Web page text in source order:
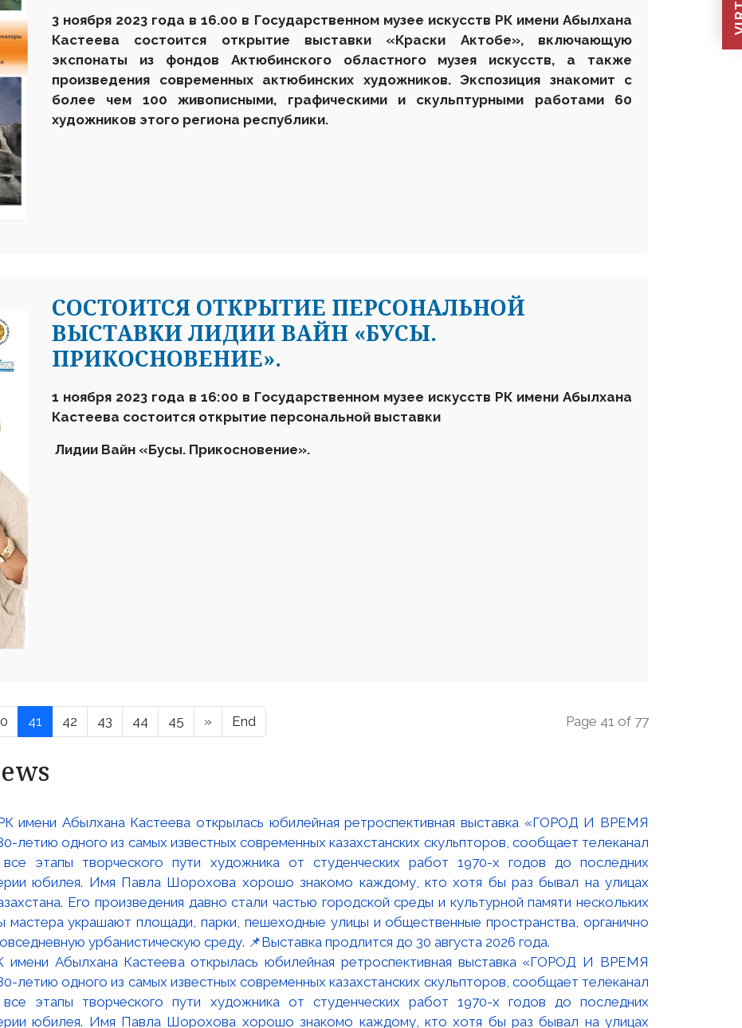
3 ноября 2023 года в 16.00 в Государственном музее искусств РК имени Абылхана
Кастеева состоится открытие выставки «Краски Актобе»,включающую
экспонаты из фондов Актюбинского областного музея искусств, а также
произведения современных актюбинских художников. Экспозиция знакомит с
более чем 100 живописными, графическими и скульптурными работами 60
художников этого региона республики.
СОСТОИТСЯ ОТКРЫТИЕ ПЕРСОНАЛЬНОЙ
ВЫСТАВКИ ЛИДИИ ВАЙН «БУСЫ.
ПРИКОСНОВЕНИЕ».
1 ноября 2023 года в 16:00 в Государственном музее искусств РК имени Абылхана
Кастеева состоится открытие персональной выставки
Лидии Вайн «Бусы. Прикосновение».
41 42 43 44 45 » End Page 41 of 77
имени Абылхана Кастеева открылась юбилейная ретроспективная выставка «ГОРОД И ВРЕМЯ
одного из самых известных современных казахстанских скульпторов, сообщает телеканал
этапы творческого пути художника от студенческих работ 1970-х годов до последних
юбилея. Имя Павла Шорохова хорошо знакомо каждому, кто хотя бы раз бывал на улицах